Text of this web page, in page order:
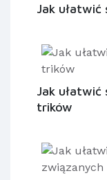
Jak ułatwić
Jak ułatwić
trików